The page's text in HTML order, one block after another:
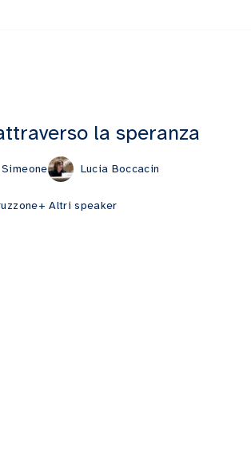
la speranza
Lucia Boccacin
+ Altri speaker